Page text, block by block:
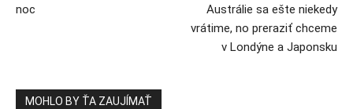
noc
Austrálie sa ešte niekedy
vrátime, no preraziť chceme
v Londýne a Japonsku
MOHLO BY ŤA ZAUJÍMAŤ